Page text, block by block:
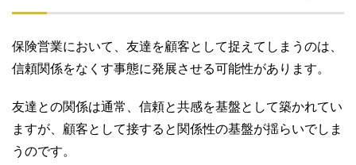
保険営業において、友達を顧客として捉えてしまうのは、
信頼関係をなくす事態に発展させる可能性があります。
友達との関係は通常、信頼と共感を基盤として築かれてい
ますが、顧客として接すると関係性の基盤が揺らいでしま
うのです。